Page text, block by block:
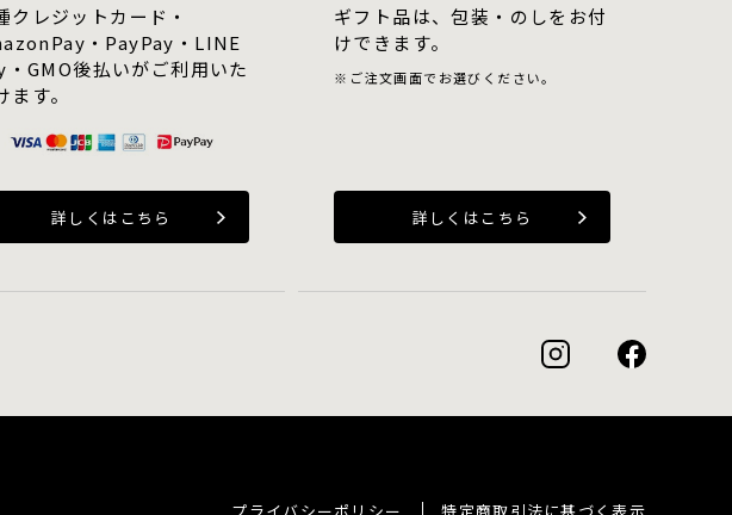
クレジットカード・
・PayPay・LINE
・GMO後払いがご利用いた
ます。
詳しくはこちら
ギフト品は、包装・のしをお付
けできます。
ご注文画面でお選びください。
詳しくはこちら
プライバシーポリシー 特定商取引法に基づく表示